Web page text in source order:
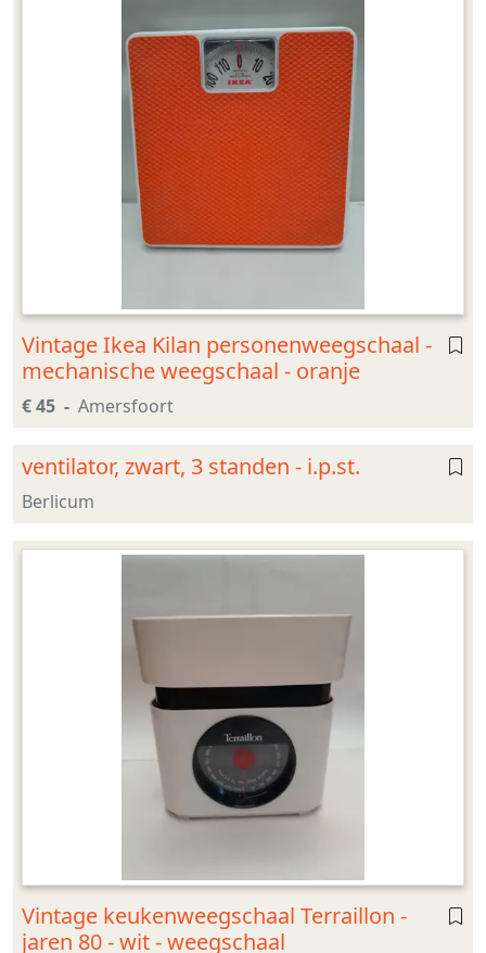
Vintage Ikea Kilan personenweegschaal -
mechanische weegschaal - oranje
€ 45 Amersfoort
ventilator, zwart, 3 standen - i.p.st.
Berlicum
Vintage keukenweegschaal Terraillon -
jaren 80 - wit - weegschaal